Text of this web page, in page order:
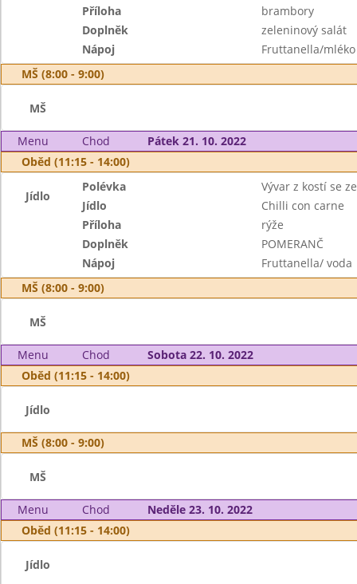
Příloha
brambory
Doplněk
zeleninový salát
Nápoj
Fruttanella/mléko
MŠ (8:00 - 9:00)
MŠ
Menu Chod
Pátek 21. 10. 2022
Oběd (11:15 - 14:00)
Jídlo
Polévka
Vývar z kostí se
Jídlo
Chilli con carne
Příloha
rýže
Doplněk
POMERANČ
Nápoj
Fruttanella/ voda
MŠ (8:00 - 9:00)
MŠ
Menu Chod
Sobota 22. 10. 2022
Oběd (11:15 - 14:00)
Jídlo
MŠ (8:00 - 9:00)
MŠ
Menu Chod
Neděle 23. 10. 2022
Oběd (11:15 - 14:00)
Jídlo